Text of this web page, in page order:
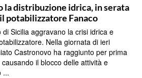
la distribuzione idrica, in serata
potabilizzatore Fanaco
Sicilia aggravano la crisi idrica e
Nella giornata di ieri
Castronovo ha raggiunto per prima
il blocco delle attività e
...